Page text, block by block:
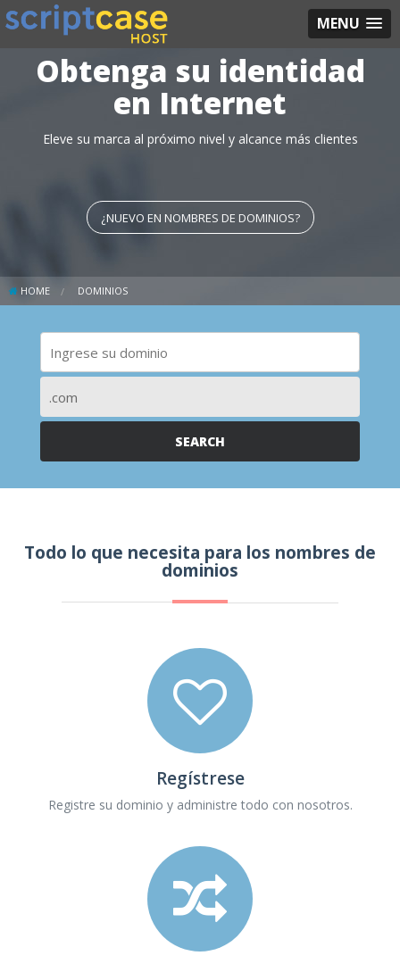
MENU
Obtenga su identidad
en Internet
Eleve su marca al próximo nivel y alcance más clientes
¿NUEVO EN NOMBRES DE DOMINIOS?
HOME DOMINIOS
Todo lo que necesita para los nombres de
dominios
Regístrese
Registre su dominio y administre todo con nosotros.